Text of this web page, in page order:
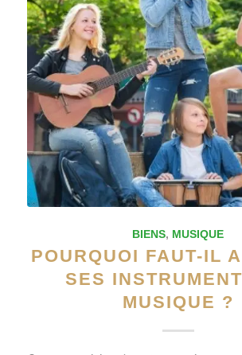
BIENS, MUSIQUE
POURQUOI FAUT-IL
SES
MUSIQUE ?